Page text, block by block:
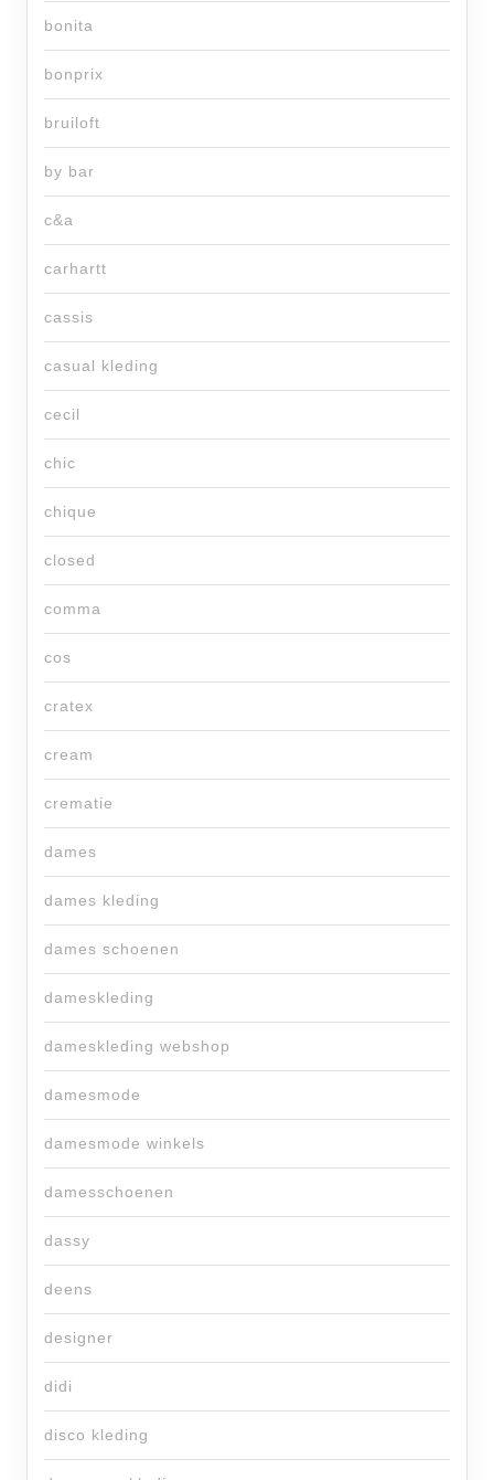
bonita
bonprix
bruiloft
by bar
c&a
carhartt
cassis
casual kleding
cecil
chic
chique
closed
comma
cos
cratex
cream
crematie
dames
dames kleding
dames schoenen
dameskleding
dameskleding webshop
damesmode
damesmode winkels
damesschoenen
dassy
deens
designer
didi
disco kleding